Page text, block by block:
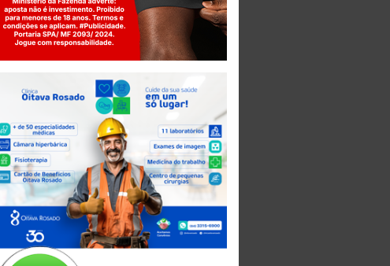
Jogue com responsabilidade. 18+